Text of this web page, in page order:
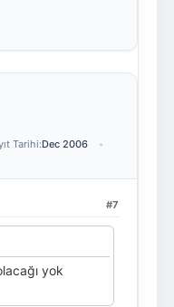
Tarihi:Dec 2006
#7
yok